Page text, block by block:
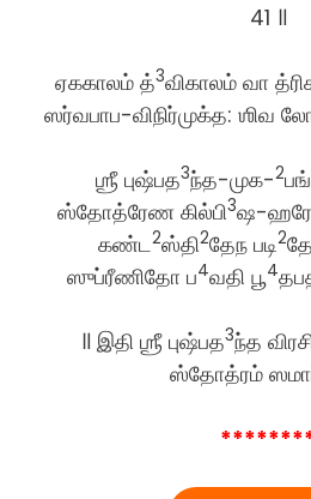
41 ॥
ஏககாலம் த்3விகாலம் வா
ஸர்வபாப-விநிர்முக்த: ஶிவ
ஶ்ரீ புஷ்பத3ந்த-முக-2
ஸ்தோத்ரேண கில்பி3ஷ-
கண்ட2ஸ்தி2தேந படி2
ஸுப்ரீணிதோ ப4வதி பூ4
॥ இதி ஶ்ரீ புஷ்பத3ந்த
ஸ்தோத்ரம்